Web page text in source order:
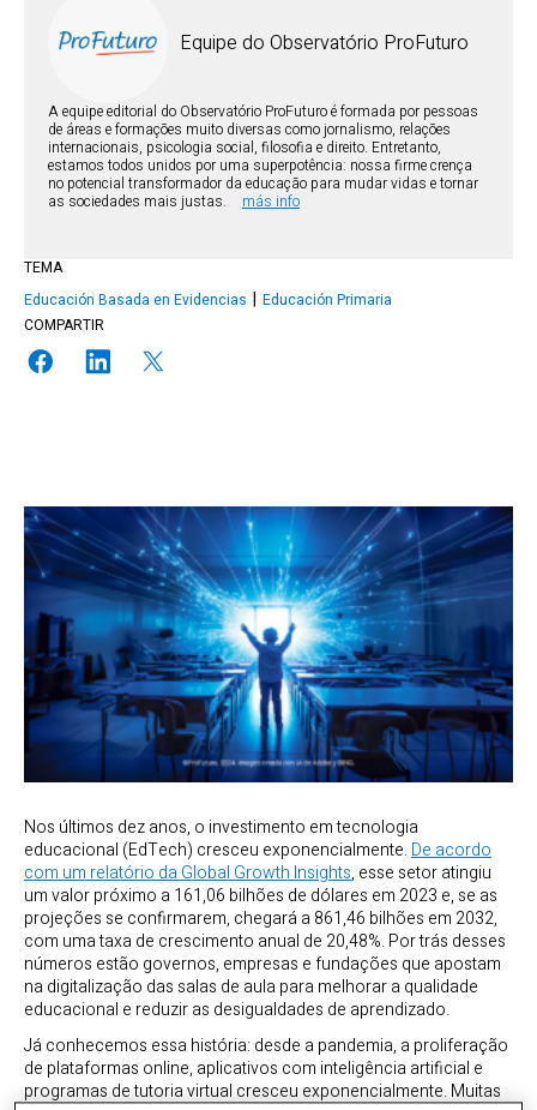
Equipe do Observatório ProFuturo
A equipe editorial do Observatório ProFuturo é formada por pessoas
de áreas e formações muito diversas como jornalismo, relações
internacionais, psicologia social, filosofia e direito. Entretanto,
estamos todos unidos por uma superpotência: nossa firme crença
no potencial transformador da educação para mudar vidas e tornar
as sociedades mais justas.
más info
TEMA
Educación Basada en Evidencias
Educación Primaria
COMPARTIR
Nos últimos dez anos, o investimento em tecnologia
educacional (EdTech) cresceu exponencialmente.De acordo
com um relatório da Global Growth Insights, esse setor atingiu
um valor próximo a 161,06 bilhões de dólares em 2023 e, se as
projeções se confirmarem, chegará a 861,46 bilhões em 2032,
com uma taxa de crescimento anual de 20,48%. Por trás desses
números estão governos, empresas e fundações que apostam
na digitalização das salas de aula para melhorar a qualidade
educacional e reduzir as desigualdades de aprendizado.
Já conhecemos essa história: desde a pandemia, a proliferação
de plataformas online, aplicativos com inteligência artificial e
programas de tutoria virtual cresceu exponencialmente. Muitas